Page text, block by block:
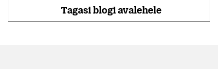
Tagasi blogi avalehele